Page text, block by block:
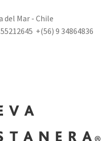
del Mar - Chile
+(56) 9 34864836